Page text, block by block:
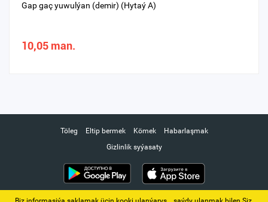
Gap gaç yuwulýan (demir) (Hytaý A)
10,05 man.
Töleg Eltip bermek Kömek
Habarlaşmak
Gizlinlik syýasaty